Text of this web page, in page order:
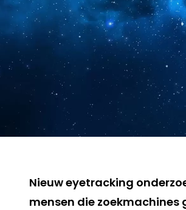
Nieuw eyetracking
mensen die